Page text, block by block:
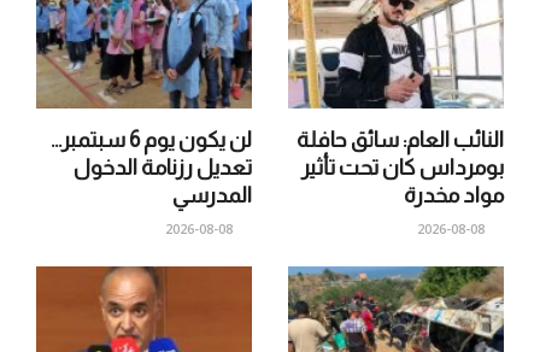
لن يكون يوم 6 سبتمبر…
تعديل رزنامة الدخول
المدرسي
2026-08-08
النائب العام: سائق حافلة
بومرداس كان تحت تأثير
مواد مخدرة
2026-08-08